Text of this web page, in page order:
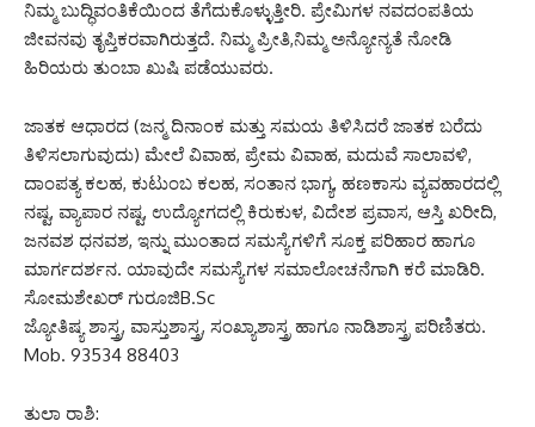
ನಿಮ್ಮ ಬುದ್ಧಿವಂತಿಕೆಯಿಂದ ತೆಗೆದುಕೊಳ್ಳುತ್ತೀರಿ. ಪ್ರೇಮಿಗಳ ನವದಂಪತಿಯ
ಜೀವನವು ತೃಪ್ತಿಕರವಾಗಿರುತ್ತದೆ. ನಿಮ್ಮ ಪ್ರೀತಿ,ನಿಮ್ಮ ಅನ್ಯೋನ್ಯತೆ ನೋಡಿ
ಹಿರಿಯರು ತುಂಬಾ ಖುಷಿ ಪಡೆಯುವರು.
ಜಾತಕ ಆಧಾರದ (ಜನ್ಮ ದಿನಾಂಕ ಮತ್ತು ಸಮಯ ತಿಳಿಸಿದರೆ ಜಾತಕ ಬರೆದು
ತಿಳಿಸಲಾಗುವುದು) ಮೇಲೆ ವಿವಾಹ, ಪ್ರೇಮ ವಿವಾಹ, ಮದುವೆ ಸಾಲಾವಳಿ,
ದಾಂಪತ್ಯ ಕಲಹ, ಕುಟುಂಬ ಕಲಹ, ಸಂತಾನ ಭಾಗ್ಯ, ಹಣಕಾಸು ವ್ಯವಹಾರದಲ್ಲಿ
ನಷ್ಟ, ವ್ಯಾಪಾರ ನಷ್ಟ, ಉದ್ಯೋಗದಲ್ಲಿ ಕಿರುಕುಳ, ವಿದೇಶ ಪ್ರವಾಸ, ಆಸ್ತಿ ಖರೀದಿ,
ಜನವಶ ಧನವಶ, ಇನ್ನು ಮುಂತಾದ ಸಮಸ್ಯೆಗಳಿಗೆ ಸೂಕ್ತ ಪರಿಹಾರ ಹಾಗೂ
ಮಾರ್ಗದರ್ಶನ. ಯಾವುದೇ ಸಮಸ್ಯೆಗಳ ಸಮಾಲೋಚನೆಗಾಗಿ ಕರೆ ಮಾಡಿರಿ.
ಸೋಮಶೇಖರ್ ಗುರೂಜಿB.Sc
ಜ್ಯೋತಿಷ್ಯ ಶಾಸ್ತ್ರ, ವಾಸ್ತುಶಾಸ್ತ್ರ, ಸಂಖ್ಯಾಶಾಸ್ತ್ರ ಹಾಗೂ ನಾಡಿಶಾಸ್ತ್ರ ಪರಿಣಿತರು.
Mob. 93534 88403
ತುಲಾ ರಾಶಿ: